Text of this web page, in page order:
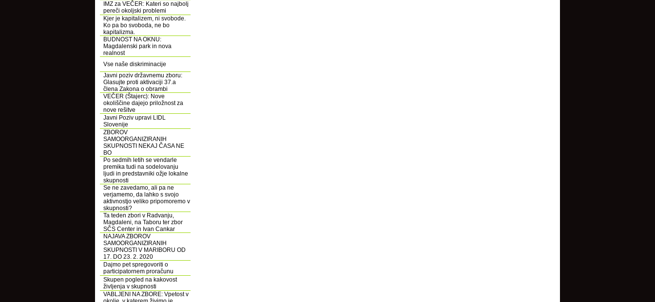
IMZ za VEČER: Kateri so najbolj
pereči okoljski problemi
Kjer je kapitalizem, ni svobode.
Ko pa bo svoboda, ne bo
kapitalizma.
BUDNOST NA OKNU:
Magdalenski park in nova
realnost
Vse naše diskriminacije
Javni poziv državnemu zboru:
Glasujte proti aktivaciji 37.a
člena Zakona o obrambi
VEČER (Štajerc): Nove
okoliščine dajejo priložnost za
nove rešitve
Javni Poziv upravi LIDL
Slovenije
ZBOROV
SAMOORGANIZIRANIH
SKUPNOSTI NEKAJ ČASA NE
BO
Po sedmih letih se vendarle
premika tudi na sodelovanju
ljudi in predstavniki ožje lokalne
skupnosti
Se ne zavedamo, ali pa ne
verjamemo, da lahko s svojo
aktivnostjo veliko pripomoremo v
skupnosti?
Ta teden zbori v Radvanju,
Magdaleni, na Taboru ter zbor
SČS Center in Ivan Cankar
NAJAVA ZBOROV
SAMOORGANIZIRANIH
SKUPNOSTI V MARIBORU OD
17. DO 23. 2. 2020
Dajmo pet spregovoriti o
participatornem proračunu
Skupen pogled na kakovost
življenja v skupnosti
VABLJENI NA ZBORE: Vpetost v